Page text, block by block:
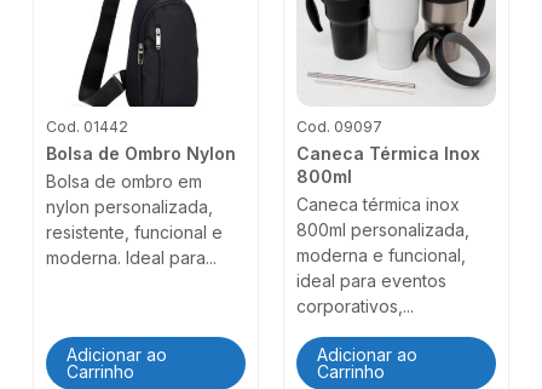
Cod. 01442
Bolsa de Ombro Nylon
Bolsa de ombro em
nylon personalizada,
resistente, funcional e
moderna. Ideal para...
Adicionar ao
Carrinho
Cod. 09097
Caneca Térmica Inox
800ml
Caneca térmica inox
800ml personalizada,
moderna e funcional,
ideal para eventos
corporativos,...
Adicionar ao
Carrinho